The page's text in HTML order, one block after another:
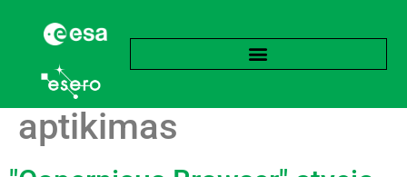
Žyma: Taršos
aptikimas